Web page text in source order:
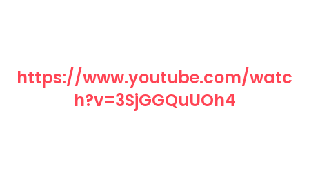
https://www.youtube.com/watc
h?v=3SjGGQuUOh4